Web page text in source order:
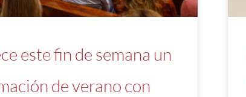
este fin de semana un
de verano con